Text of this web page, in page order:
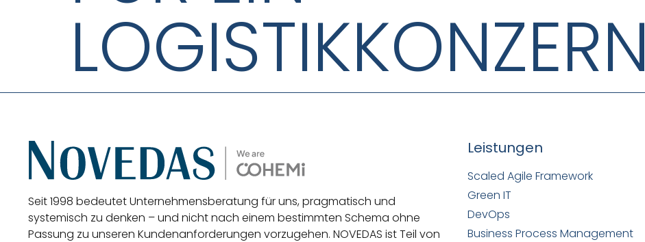
LOGISTIKKONZERN
Seit 1998 bedeutet Unternehmensberatung für uns, pragmatisch und
systemisch zu denken – und nicht nach einem bestimmten Schema ohne
Passung zu unseren Kundenanforderungen vorzugehen. NOVEDAS ist Teil von
Leistungen
Scaled Agile Framework
Green IT
DevOps
Business Process Management